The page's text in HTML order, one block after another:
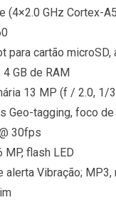
(4×2.0 GHz Cortex-
para cartão microSD,
4 GB de RAM
13 MP (f / 2.0, 1/
Geo-tagging, foco
30fps
MP, flash LED
alerta Vibração; MP3,